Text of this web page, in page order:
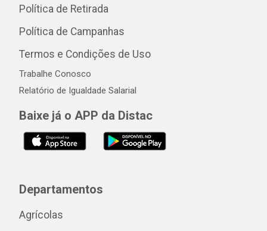
Política de Retirada
Política de Campanhas
Termos e Condições de Uso
Trabalhe Conosco
Relatório de Igualdade Salarial
Baixe já o APP da Distac
Departamentos
Agrícolas